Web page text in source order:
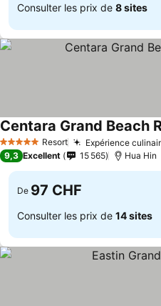
Consulter les prix de 8 sites
5 Étoiles Resort Expérience
Centara Grand Beach
9,3 Excellent 15 565 Hua Hin
De 97 CHF
Consulter les prix de 14 sites